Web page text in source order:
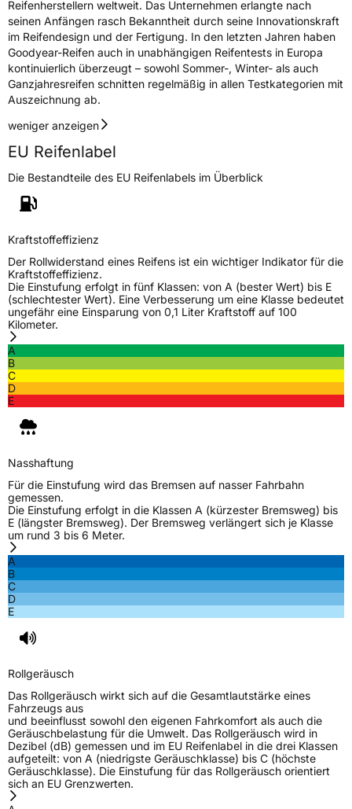
HerstellerkontaktGoodyear S.A. Innovation Center Avenue
Gordon Smith 7750 Colmar-Berg Luxemburg,
www.goodyear.eu
Reifenherstellern weltweit. Das Unternehmen erlangte nach
seinen Anfängen rasch Bekanntheit durch seine Innovationskraft
im Reifendesign und der Fertigung. In den letzten Jahren haben
Goodyear-Reifen auch in unabhängigen Reifentests in Europa
kontinuierlich überzeugt – sowohl Sommer-, Winter- als auch
Ganzjahresreifen schnitten regelmäßig in allen Testkategorien mit
Auszeichnung ab.
weniger anzeigen
EU Reifenlabel
Die Bestandteile des EU Reifenlabels im Überblick
Kraftstoffeffizienz
Der Rollwiderstand eines Reifens ist ein wichtiger Indikator für die
Kraftstoffeffizienz.
Die Einstufung erfolgt in fünf Klassen: von A (bester Wert) bis E
(schlechtester Wert). Eine Verbesserung um eine Klasse bedeutet
ungefähr eine Einsparung von 0,1 Liter Kraftstoff auf 100
Kilometer.
A
B
C
D
E
Nasshaftung
Für die Einstufung wird das Bremsen auf nasser Fahrbahn
gemessen.
Die Einstufung erfolgt in die Klassen A (kürzester Bremsweg) bis
E (längster Bremsweg). Der Bremsweg verlängert sich je Klasse
um rund 3 bis 6 Meter.
A
B
C
D
E
Rollgeräusch
Das Rollgeräusch wirkt sich auf die Gesamtlautstärke eines
Fahrzeugs aus
und beeinflusst sowohl den eigenen Fahrkomfort als auch die
Geräuschbelastung für die Umwelt. Das Rollgeräusch wird in
Dezibel (dB) gemessen und im EU Reifenlabel in die drei Klassen
aufgeteilt: von A (niedrigste Geräuschklasse) bis C (höchste
Geräuschklasse). Die Einstufung für das Rollgeräusch orientiert
sich an EU Grenzwerten.